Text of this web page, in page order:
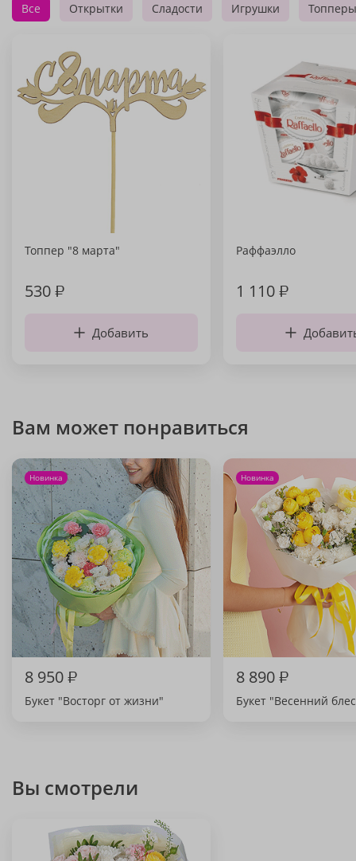
Все Открытки Сладости Игрушки Топперы
Топпер "8 марта"
530₽
Добавить
Раффаэлло
1 110₽
Вам может понравиться
Новинка
8 950₽
Букет "Восторг от жизни"
Новинка
8 890₽
Букет "Весенний
Вы смотрели